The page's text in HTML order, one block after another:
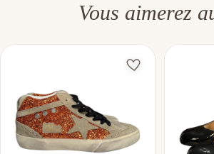
Vous aimerez